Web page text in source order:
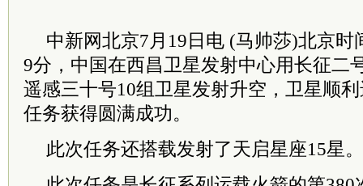
中新网北京7月19日电 (马帅莎)北京时
9分，中国在西昌卫星发射中心用长征二
遥感三十号10组卫星发射升空，卫星顺
任务获得圆满成功。
此次任务还搭载发射了天启星座15星。